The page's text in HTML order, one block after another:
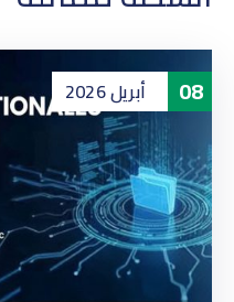
08 أبريل2026